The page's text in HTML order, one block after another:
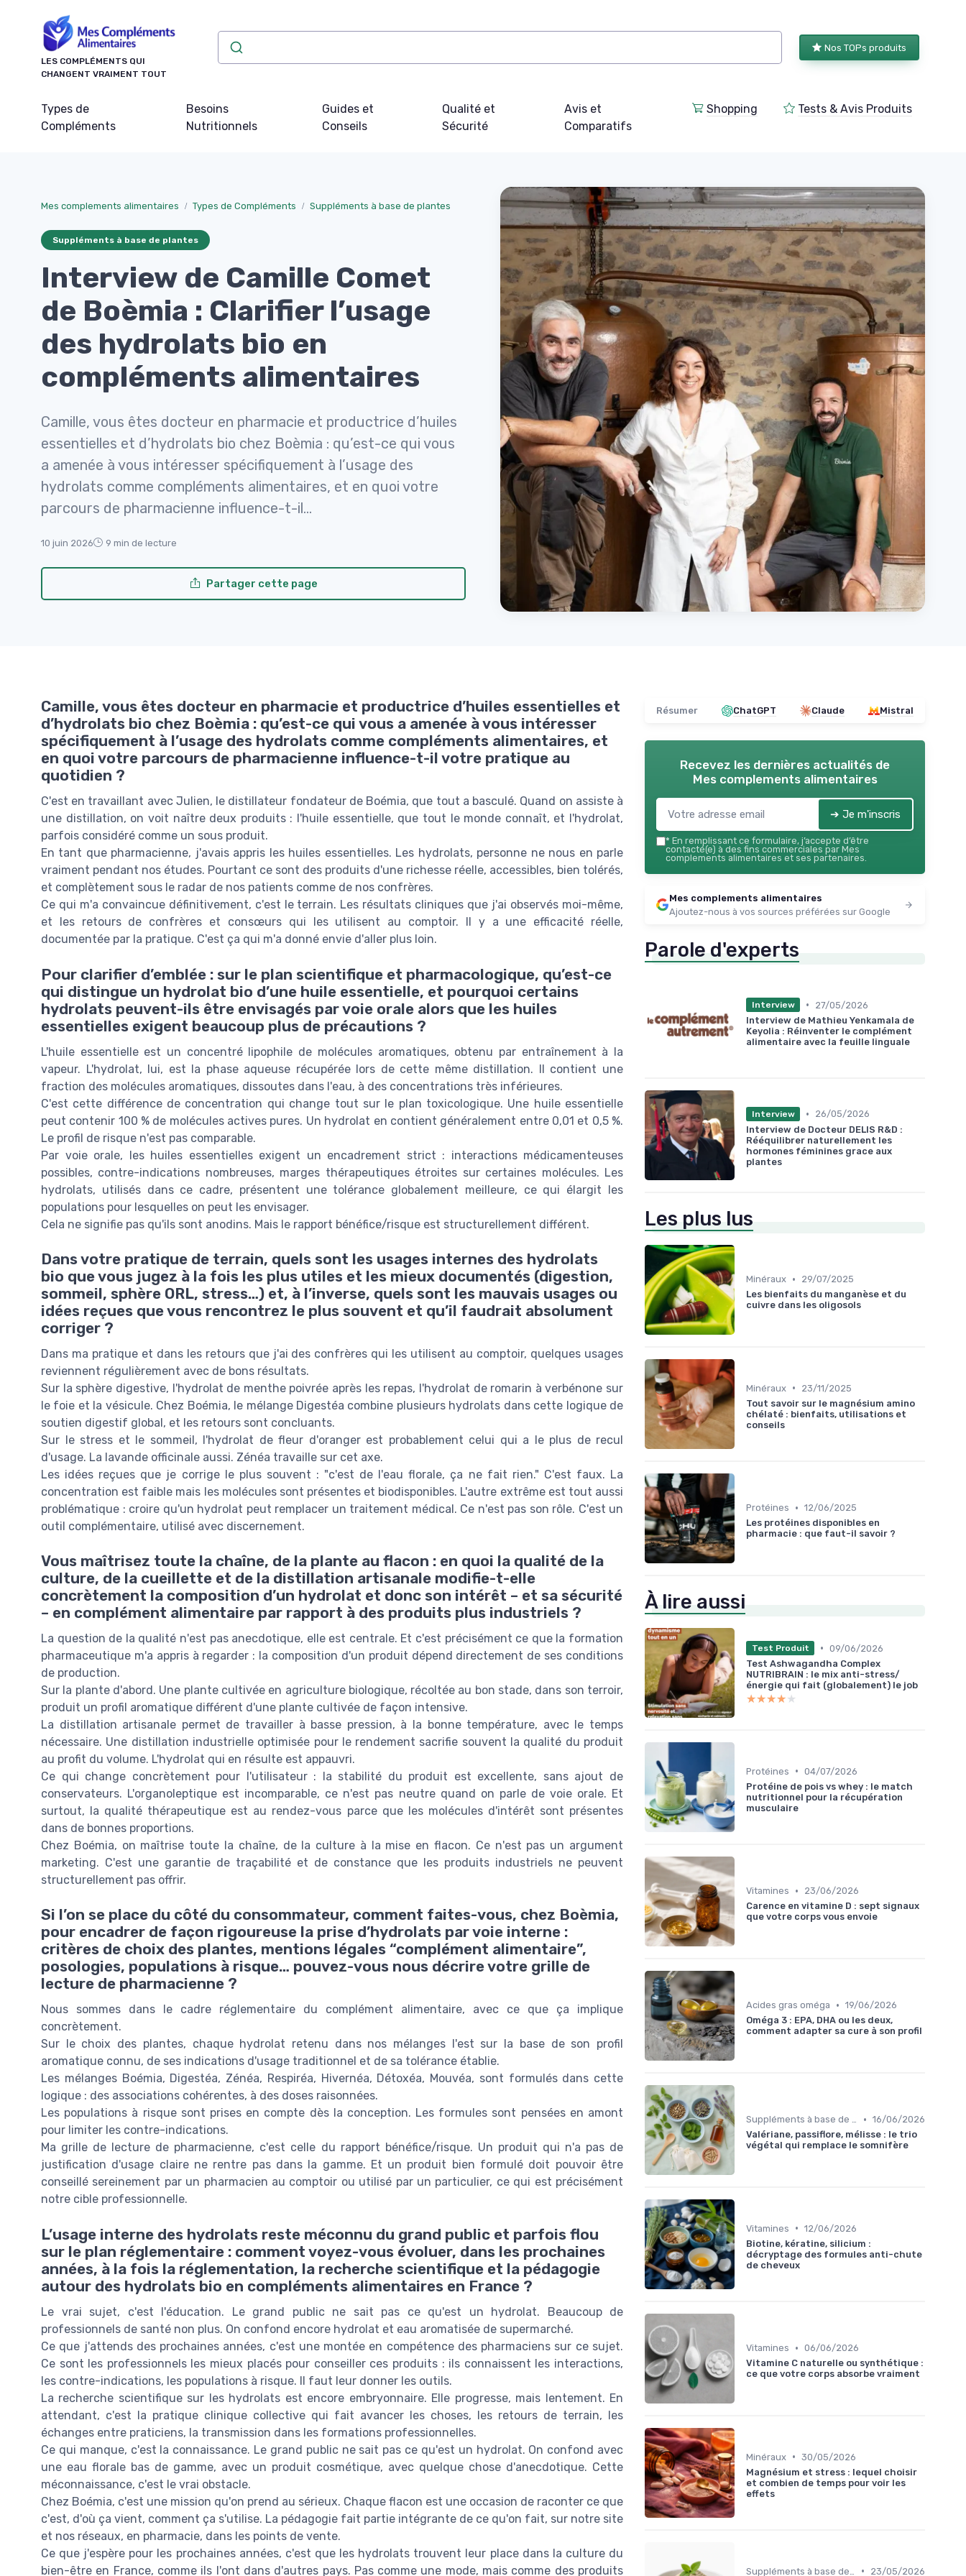
LES COMPLÉMENTS QUI
CHANGENT VRAIMENT TOUT
Nos TOPs produits
Types de
Compléments
Besoins
Nutritionnels
Guides et
Conseils
Qualité et
Sécurité
Avis et
Comparatifs
Shopping Tests & Avis Produits
Mes complements alimentaires Types de Compléments Suppléments à base de plantes
Suppléments à base de plantes
Interview de Camille Comet
de Boèmia : Clarifier l’usage
des hydrolats bio en
compléments alimentaires
Camille, vous êtes docteur en pharmacie et productrice d’huiles
essentielles et d’hydrolats bio chez Boèmia : qu’est-ce qui vous
a amenée à vous intéresser spécifiquement à l’usage des
hydrolats comme compléments alimentaires, et en quoi votre
parcours de pharmacienne influence-t-il...
10 juin 2026 9 min de lecture
Partager cette page
Camille, vous êtes docteur en pharmacie et productrice d’huiles essentielles et
d’hydrolats bio chez Boèmia : qu’est-ce qui vous a amenée à vous intéresser
spécifiquement à l’usage des hydrolats comme compléments alimentaires, et
en quoi votre parcours de pharmacienne influence-t-il votre pratique au
quotidien ?
C'est en travaillant avec Julien, le distillateur fondateur de Boémia, que tout a basculé. Quand on assiste à
une distillation, on voit naître deux produits : l'huile essentielle, que tout le monde connaît, et l'hydrolat,
parfois considéré comme un sous produit.
En tant que pharmacienne, j'avais appris les huiles essentielles. Les hydrolats, personne ne nous en parle
vraiment pendant nos études. Pourtant ce sont des produits d'une richesse réelle, accessibles, bien tolérés,
et complètement sous le radar de nos patients comme de nos confrères.
Ce qui m'a convaincue définitivement, c'est le terrain. Les résultats cliniques que j'ai observés moi-même,
et les retours de confrères et consœurs qui les utilisent au comptoir. Il y a une efficacité réelle,
documentée par la pratique. C'est ça qui m'a donné envie d'aller plus loin.
Pour clarifier d’emblée : sur le plan scientifique et pharmacologique, qu’est-ce
qui distingue un hydrolat bio d’une huile essentielle, et pourquoi certains
hydrolats peuvent-ils être envisagés par voie orale alors que les huiles
essentielles exigent beaucoup plus de précautions ?
L'huile essentielle est un concentré lipophile de molécules aromatiques, obtenu par entraînement à la
vapeur. L'hydrolat, lui, est la phase aqueuse récupérée lors de cette même distillation. Il contient une
fraction des molécules aromatiques, dissoutes dans l'eau, à des concentrations très inférieures.
C'est cette différence de concentration qui change tout sur le plan toxicologique. Une huile essentielle
peut contenir 100 % de molécules actives pures. Un hydrolat en contient généralement entre 0,01 et 0,5 %.
Le profil de risque n'est pas comparable.
Par voie orale, les huiles essentielles exigent un encadrement strict : interactions médicamenteuses
possibles, contre-indications nombreuses, marges thérapeutiques étroites sur certaines molécules. Les
hydrolats, utilisés dans ce cadre, présentent une tolérance globalement meilleure, ce qui élargit les
populations pour lesquelles on peut les envisager.
Cela ne signifie pas qu'ils sont anodins. Mais le rapport bénéfice/risque est structurellement différent.
Dans votre pratique de terrain, quels sont les usages internes des hydrolats
bio que vous jugez à la fois les plus utiles et les mieux documentés (digestion,
sommeil, sphère ORL, stress…) et, à l’inverse, quels sont les mauvais usages ou
idées reçues que vous rencontrez le plus souvent et qu’il faudrait absolument
corriger ?
Dans ma pratique et dans les retours que j'ai des confrères qui les utilisent au comptoir, quelques usages
reviennent régulièrement avec de bons résultats.
Sur la sphère digestive, l'hydrolat de menthe poivrée après les repas, l'hydrolat de romarin à verbénone sur
le foie et la vésicule. Chez Boémia, le mélange Digestéa combine plusieurs hydrolats dans cette logique de
soutien digestif global, et les retours sont concluants.
Sur le stress et le sommeil, l'hydrolat de fleur d'oranger est probablement celui qui a le plus de recul
d'usage. La lavande officinale aussi. Zénéa travaille sur cet axe.
Les idées reçues que je corrige le plus souvent : "c'est de l'eau florale, ça ne fait rien." C'est faux. La
concentration est faible mais les molécules sont présentes et biodisponibles. L'autre extrême est tout aussi
problématique : croire qu'un hydrolat peut remplacer un traitement médical. Ce n'est pas son rôle. C'est un
outil complémentaire, utilisé avec discernement.
Vous maîtrisez toute la chaîne, de la plante au flacon : en quoi la qualité de la
culture, de la cueillette et de la distillation artisanale modifie-t-elle
concrètement la composition d’un hydrolat et donc son intérêt – et sa sécurité
– en complément alimentaire par rapport à des produits plus industriels ?
La question de la qualité n'est pas anecdotique, elle est centrale. Et c'est précisément ce que la formation
pharmaceutique m'a appris à regarder : la composition d'un produit dépend directement de ses conditions
de production.
Sur la plante d'abord. Une plante cultivée en agriculture biologique, récoltée au bon stade, dans son terroir,
produit un profil aromatique différent d'une plante cultivée de façon intensive.
La distillation artisanale permet de travailler à basse pression, à la bonne température, avec le temps
nécessaire. Une distillation industrielle optimisée pour le rendement sacrifie souvent la qualité du produit
au profit du volume. L'hydrolat qui en résulte est appauvri.
Ce qui change concrètement pour l'utilisateur : la stabilité du produit est excellente, sans ajout de
conservateurs. L'organoleptique est incomparable, ce n'est pas neutre quand on parle de voie orale. Et
surtout, la qualité thérapeutique est au rendez-vous parce que les molécules d'intérêt sont présentes
dans de bonnes proportions.
Chez Boémia, on maîtrise toute la chaîne, de la culture à la mise en flacon. Ce n'est pas un argument
marketing. C'est une garantie de traçabilité et de constance que les produits industriels ne peuvent
structurellement pas offrir.
Si l’on se place du côté du consommateur, comment faites-vous, chez Boèmia,
pour encadrer de façon rigoureuse la prise d’hydrolats par voie interne :
critères de choix des plantes, mentions légales “complément alimentaire”,
posologies, populations à risque… pouvez-vous nous décrire votre grille de
lecture de pharmacienne ?
Nous sommes dans le cadre réglementaire du complément alimentaire, avec ce que ça implique
concrètement.
Sur le choix des plantes, chaque hydrolat retenu dans nos mélanges l'est sur la base de son profil
aromatique connu, de ses indications d'usage traditionnel et de sa tolérance établie.
Les mélanges Boémia, Digestéa, Zénéa, Respiréa, Hivernéa, Détoxéa, Mouvéa, sont formulés dans cette
logique : des associations cohérentes, à des doses raisonnées.
Les populations à risque sont prises en compte dès la conception. Les formules sont pensées en amont
pour limiter les contre-indications.
Ma grille de lecture de pharmacienne, c'est celle du rapport bénéfice/risque. Un produit qui n'a pas de
justification d'usage claire ne rentre pas dans la gamme. Et un produit bien formulé doit pouvoir être
conseillé sereinement par un pharmacien au comptoir ou utilisé par un particulier, ce qui est précisément
notre cible professionnelle.
L’usage interne des hydrolats reste méconnu du grand public et parfois flou
sur le plan réglementaire : comment voyez-vous évoluer, dans les prochaines
années, à la fois la réglementation, la recherche scientifique et la pédagogie
autour des hydrolats bio en compléments alimentaires en France ?
Le vrai sujet, c'est l'éducation. Le grand public ne sait pas ce qu'est un hydrolat. Beaucoup de
professionnels de santé non plus. On confond encore hydrolat et eau aromatisée de supermarché.
Ce que j'attends des prochaines années, c'est une montée en compétence des pharmaciens sur ce sujet.
Ce sont les professionnels les mieux placés pour conseiller ces produits : ils connaissent les interactions,
les contre-indications, les populations à risque. Il faut leur donner les outils.
La recherche scientifique sur les hydrolats est encore embryonnaire. Elle progresse, mais lentement. En
attendant, c'est la pratique clinique collective qui fait avancer les choses, les retours de terrain, les
échanges entre praticiens, la transmission dans les formations professionnelles.
Ce qui manque, c'est la connaissance. Le grand public ne sait pas ce qu'est un hydrolat. On confond avec
une eau florale bas de gamme, avec un produit cosmétique, avec quelque chose d'anecdotique. Cette
méconnaissance, c'est le vrai obstacle.
Chez Boémia, c'est une mission qu'on prend au sérieux. Chaque flacon est une occasion de raconter ce que
c'est, d'où ça vient, comment ça s'utilise. La pédagogie fait partie intégrante de ce qu'on fait, sur notre site
et nos réseaux, en pharmacie, dans les points de vente.
Ce que j'espère pour les prochaines années, c'est que les hydrolats trouvent leur place dans la culture du
bien-être en France, comme ils l'ont dans d'autres pays. Pas comme une mode, mais comme des produits
Résumer ChatGPT Claude Mistral
Recevez les dernières actualités de
Mes complements alimentaires
➔ Je m'inscris
* En remplissant ce formulaire, j’accepte d’être
contacté(e) à des fins commerciales par Mes
complements alimentaires et ses partenaires.
Mes complements alimentaires
Ajoutez-nous à vos sources préférées sur Google
Parole d'experts
Interview •
27/05/2026
Interview de Mathieu Yenkamala de
Keyolia : Réinventer le complément
alimentaire avec la feuille linguale
Interview •
26/05/2026
Interview de Docteur DELIS R&D :
Rééquilibrer naturellement les
hormones féminines grace aux
plantes
Les plus lus
Minéraux •
29/07/2025
Les bienfaits du manganèse et du
cuivre dans les oligosols
Minéraux •
23/11/2025
Tout savoir sur le magnésium amino
chélaté : bienfaits, utilisations et
conseils
Protéines • 12/06/2025
Les protéines disponibles en
pharmacie : que faut-il savoir ?
À lire aussi
Test Produit • 09/06/2026
Test Ashwagandha Complex
NUTRIBRAIN : le mix anti-stress/
énergie qui fait (globalement) le job
★★★★★
★★★★★
Protéines • 04/07/2026
Protéine de pois vs whey : le match
nutritionnel pour la récupération
musculaire
Vitamines •
23/06/2026
Carence en vitamine D : sept signaux
que votre corps vous envoie
Acides gras oméga • 19/06/2026
Oméga 3 : EPA, DHA ou les deux,
comment adapter sa cure à son profil
Suppléments à base de plantes • 16/06/2026
Valériane, passiflore, mélisse : le trio
végétal qui remplace le somnifère
Vitamines • 12/06/2026
Biotine, kératine, silicium :
décryptage des formules anti-chute
de cheveux
Vitamines • 06/06/2026
Vitamine C naturelle ou synthétique :
ce que votre corps absorbe vraiment
Minéraux • 30/05/2026
Magnésium et stress : lequel choisir
et combien de temps pour voir les
effets
• 23/05/2026